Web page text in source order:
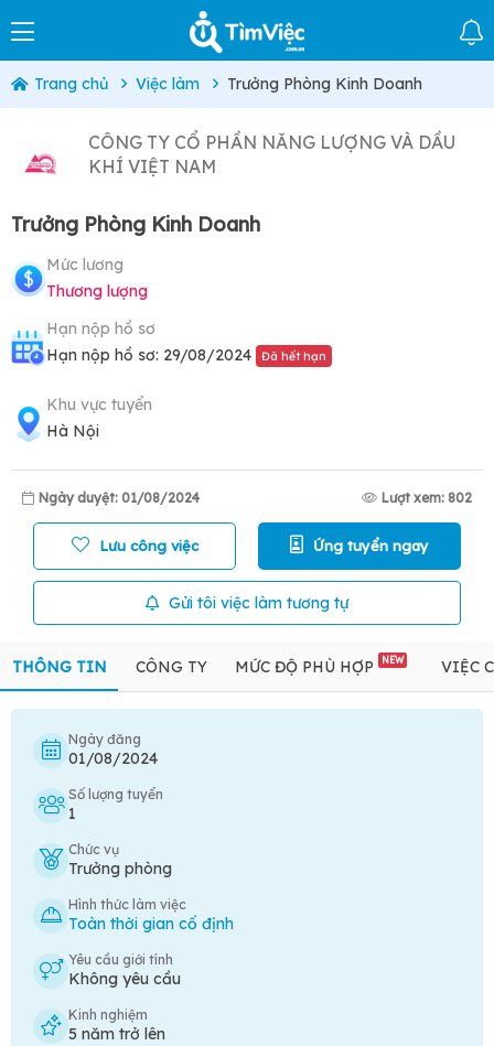
Trang chủ Việc làm Trưởng Phòng Kinh Doanh
CÔNG TY CỔ PHẦN NĂNG LƯỢNG VÀ DẦU
KHÍ VIỆT NAM
Trưởng Phòng Kinh Doanh
Mức lương
Thương lượng
Hạn nộp hồ sơ
Hạn nộp hồ sơ: 29/08/2024
Đã hết hạn
Khu vực tuyển
Hà Nội
Ngày duyệt: 01/08/2024 Lượt xem: 802
Lưu công việc Ứng tuyển ngay
Gửi tôi việc làm tương tự
THÔNG TIN CÔNG TY MỨC ĐỘ PHÙ HỢP NEW VIỆC
Ngày đăng
01/08/2024
Số lượng tuyển
1
Chức vụ
Trưởng phòng
Hình thức làm việc
Toàn thời gian cố định
Yêu cầu giới tính
Không yêu cầu
Kinh nghiệm
5 năm trở lên